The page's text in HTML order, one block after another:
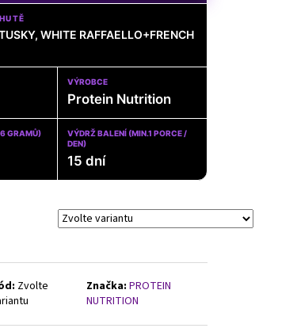
WHITE RAFFAELLO+FRENCH
VÝROBCE
Protein Nutrition
GRAMŮ)
VÝDRŽ BALENÍ (MIN.1 PORCE /
DEN)
15 dní
Zvolte
Značka:PROTEIN
NUTRITION